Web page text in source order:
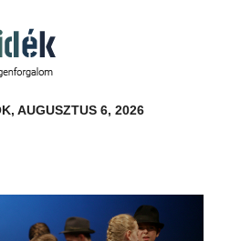
AUGUSZTUS 6, 2026